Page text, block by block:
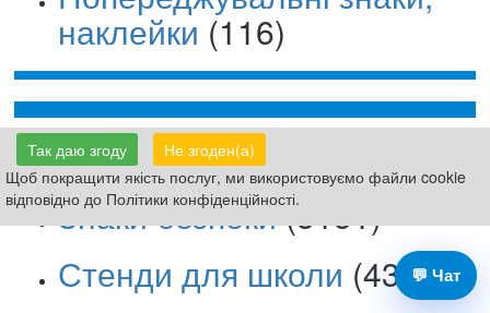
Так даю згоду
Не згоден(а)
Щоб покращити якість послуг, ми використовуємо файли cookie
відповідно до Політики конфіденційності.
наклейки (116)
Таблички Вивіски
Знаки безпеки(3151)
Стенди для школи (4399)
💬 Чат